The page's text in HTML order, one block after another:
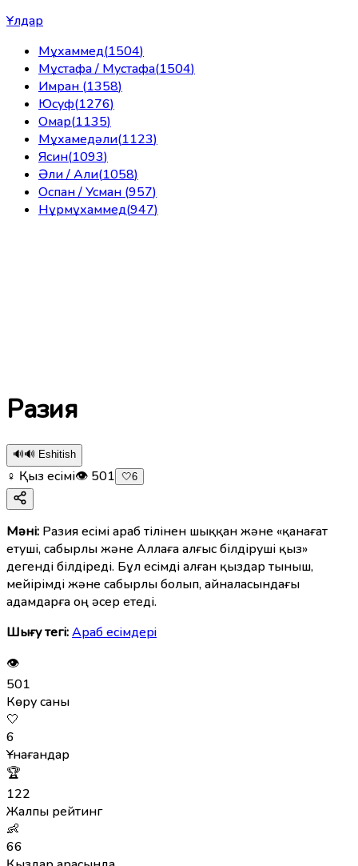
Ұлдар
Мұхаммед(1504)
Мұстафа / Мустафа(1504)
Имран (1358)
Юсуф(1276)
Омар(1135)
Мұхамедәли(1123)
Ясин(1093)
Әли / Али(1058)
Оспан / Усман (957)
Нұрмұхаммед(947)
Разия
🔊🔊 Eshitish
♀ Қыз есімі👁 501 🤍6
Мәні: Разия есімі араб тілінен шыққан және «қанағат
етуші, сабырлы және Аллаға алғыс білдіруші қыз»
дегенді білдіреді. Бұл есімді алған қыздар тыныш,
мейірімді және сабырлы болып, айналасындағы
адамдарға оң әсер етеді.
Шығу тегі:Араб есімдерi
👁
501
Көру саны
🤍
6
Ұнағандар
🏆
122
Жалпы рейтинг
👶
66